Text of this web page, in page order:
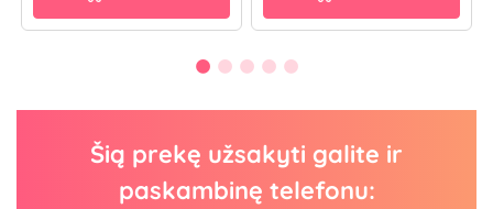
Šią prekę užsakyti galite ir
paskambinę telefonu: